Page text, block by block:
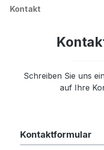
Kontakt
Schreiben Sie uns
auf Ihre
Kontaktformular